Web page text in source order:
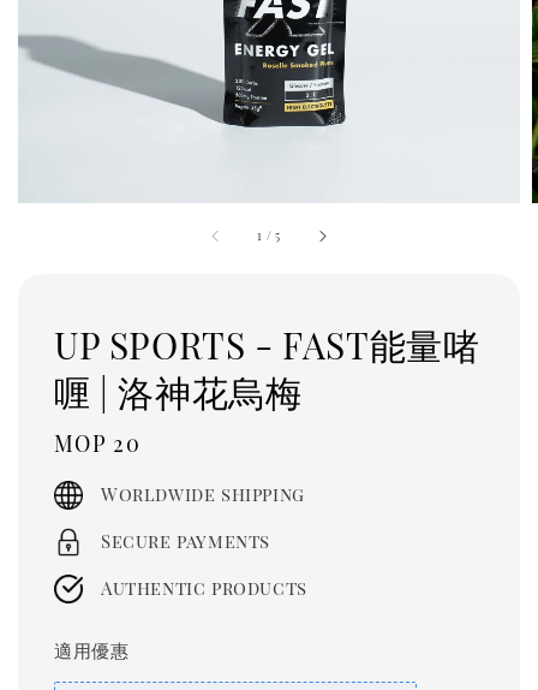
1 /5
UP SPORTS - FAST能量啫
喱 | 洛神花烏梅
Regular
price
MOP 20
Worldwide shipping
Secure payments
Authentic products
適用優惠